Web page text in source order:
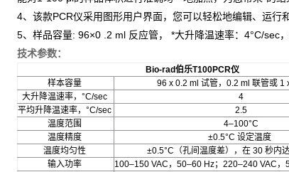
4、该款PCR仪采用图形用户界面，您可以轻松地编辑、运行
5、样品容量: 96×0 .2 ml 反应管， *大升降温速率：4°C/sec
技术参数：
Bio-rad伯乐T100PCR仪
样本容量
96 x 0.2 ml 试管，0.2 ml 联管或 1
大升降温速率，°C/sec
4
平均升降温速率，°C/sec
2.5
温度范围
4–100°C
温度精度
±0.5°C 设定温度
温度均匀性
±0.5°C（孔间温度差），在 30 秒内
输入功率
100–150 VAC，50–60 Hz；220–240 VAC，